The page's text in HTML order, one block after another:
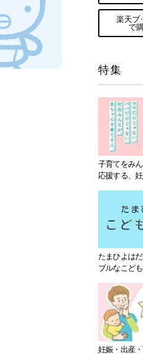
楽天ブ
で
特集
子育てをみ
応援する、
たまひよは
ブルなこど
妊娠・出産